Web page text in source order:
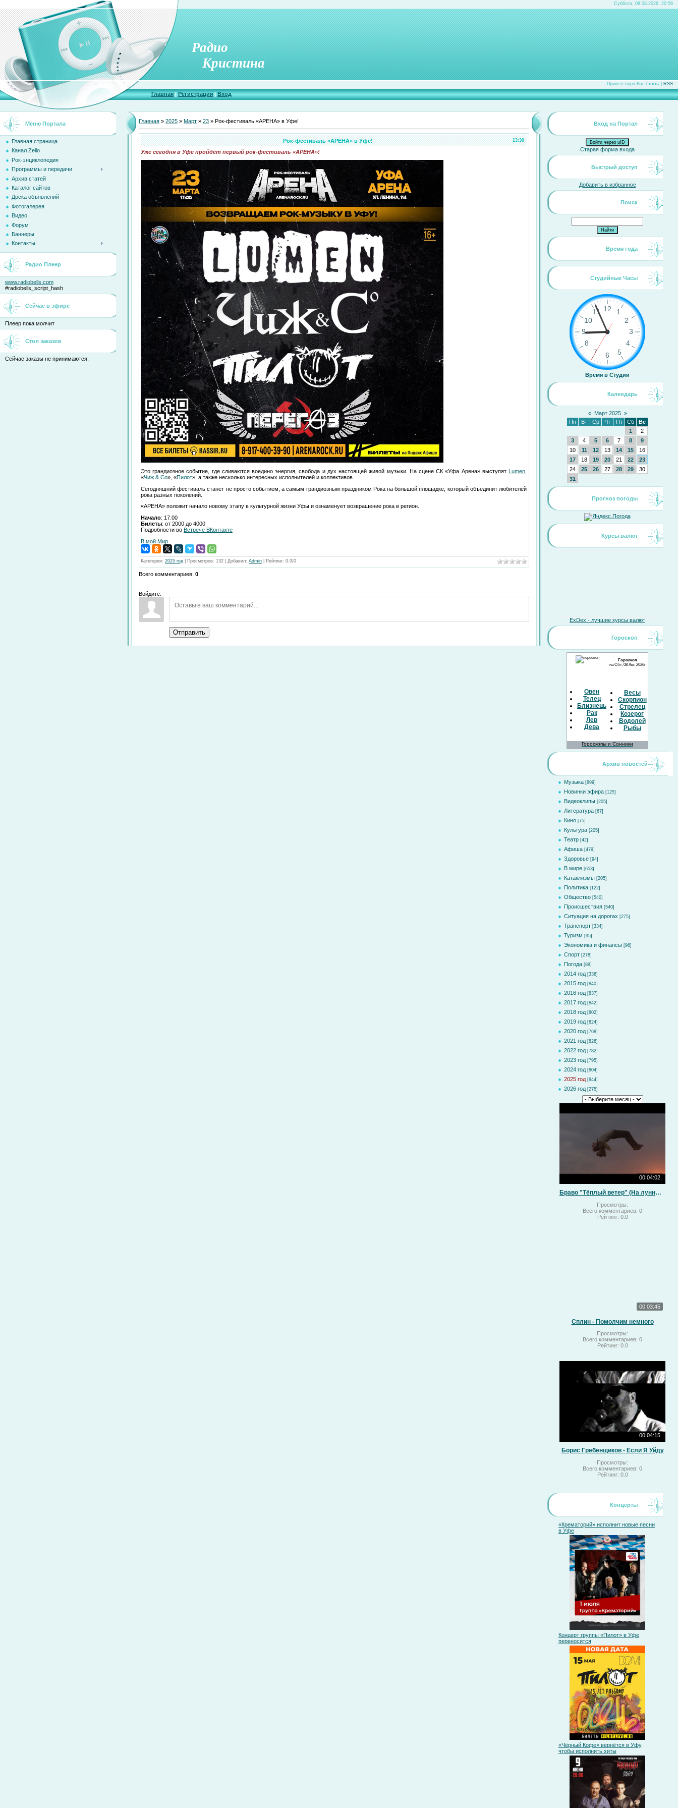
Суббота, 08.08.2026, 20:56
Радио
Кристина
Приветствую Вас Гость RSS
Главная|Регистрация|Вход
Меню Портала
Главная страница
Канал Zello
Рок-энциклопедия
Программы и передачи
Архив статей
Каталог сайтов
Доска объявлений
Фотогалерея
Видео
Форум
Баннеры
Контакты
Радио Плеер
www.radiobells.com
#radiobells_script_hash
Сейчас в эфире
Плеер пока молчит
Стол заказов
Сейчас заказы не принимаются.
Главная » 2025 » Март » 23 » Рок-фестиваль «АРЕНА» в Уфе!
13:30
Рок-фестиваль «АРЕНА» в Уфе!
Уже сегодня в Уфе пройдёт первый рок-фестиваль «АРЕНА»!
Это грандиозное событие, где сливаются воедино энергия, свобода и дух настоящей живой музыки. На сцене СК «Уфа Арена» выступят Lumen
«Чиж & Co», «Пилот», а также несколько интересных исполнителей и коллективов.
Сегодняшний фестиваль станет не просто событием, а самым грандиозным праздником Рока на большой площадке, который объединит любителей
рока разных поколений.
«АРЕНА» положит начало новому этапу в культурной жизни Уфы и ознаменует возвращение рока в регион.
Начало: 17.00
Билеты: от 2000 до 4000
Подробности во Встрече ВКонтакте
В мой Мир
Категория: 2025 год Просмотров: 132 Добавил: Admin Рейтинг: 0.0/0
Всего комментариев: 0
Войдите:
Отправить
Вход на Портал
Войти через uID
Старая форма входа
Быстрый доступ
Добавить в избранное
Поиск
Время года
Студийные Часы
Время в Студии
Календарь
« Март 2025 »
Пн
Вт Ср Чт Пт Сб
Вс
1
2
3
4 5 6 7 8
9
10
11 12 13 14 15
16
17
18 19 20 21 22
23
24
25 26 27 28 29
30
31
Прогноз погоды
Курсы валют
ExDex - лучшие курсы валют
Гороскоп
Гороскоп
на Сбт, 08 Авг, 2026г
Овен
Телец
Близнецы
Рак
Лев
Дева
Весы
Скорпион
Стрелец
Козерог
Водолей
Рыбы
Гороскопы и Сонники
Архив новостей
Музыка [899]
Новинки эфира [125]
Видеоклипы [205]
Литература [67]
Кино [75]
Культура [205]
Театр [42]
Афиша [479]
Здоровье [94]
В мире [653]
Катаклизмы [205]
Политика [122]
Общество [540]
Происшествия [540]
Ситуация на дорогах [275]
Транспорт [334]
Туризм [95]
Экономика и финансы [96]
Спорт [278]
Погода [89]
2014 год [336]
2015 год [840]
2016 год [837]
2017 год [842]
2018 год [802]
2019 год [824]
2020 год [768]
2021 год [826]
2022 год [782]
2023 год [795]
2024 год [804]
2025 год [844]
2026 год [275]
00:04:02
Браво "Тёплый ветер" (На лунный свет)
Просмотры:
Всего комментариев: 0
Рейтинг: 0.0
00:03:45
Сплин - Помолчим немного
Просмотры:
Всего комментариев: 0
Рейтинг: 0.0
00:04:15
Борис Гребенщиков - Если Я Уйду
Просмотры:
Всего комментариев: 0
Рейтинг: 0.0
Концерты
«Крематорий» исполнит новые песни
в Уфе
Концерт группы «Пилот» в Уфе
переносится
«Чёрный Кофе» вернётся в Уфу,
чтобы исполнить хиты